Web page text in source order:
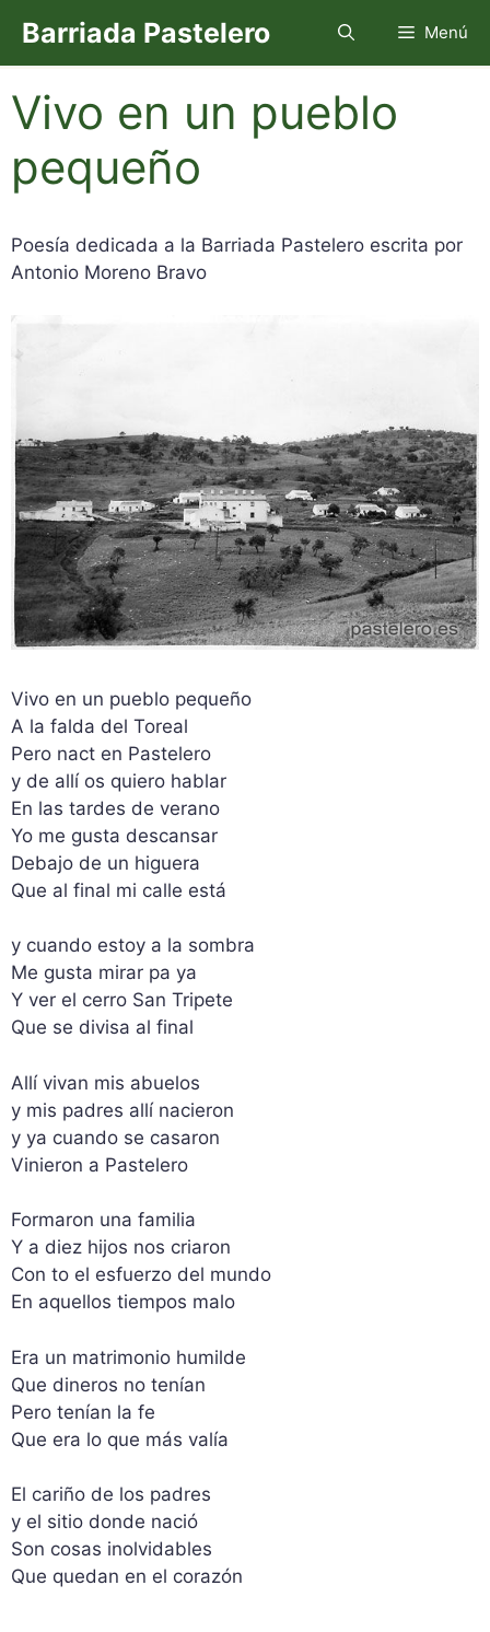
contenido
Barriada Pastelero Menú
Vivo en un pueblo
pequeño
Poesía dedicada a la Barriada Pastelero escrita por
Antonio Moreno Bravo
Vivo en un pueblo pequeño
A la falda del Toreal
Pero nact en Pastelero
y de allí os quiero hablar
En las tardes de verano
Yo me gusta descansar
Debajo de un higuera
Que al final mi calle está
y cuando estoy a la sombra
Me gusta mirar pa ya
Y ver el cerro San Tripete
Que se divisa al final
Allí vivan mis abuelos
y mis padres allí nacieron
y ya cuando se casaron
Vinieron a Pastelero
Formaron una familia
Y a diez hijos nos criaron
Con to el esfuerzo del mundo
En aquellos tiempos malo
Era un matrimonio humilde
Que dineros no tenían
Pero tenían la fe
Que era lo que más valía
El cariño de los padres
y el sitio donde nació
Son cosas inolvidables
Que quedan en el corazón